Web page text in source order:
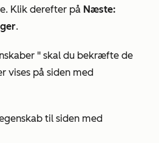
Klik derefter på Næste:
.
" skal du bekræfte de
vises på siden med
til siden med